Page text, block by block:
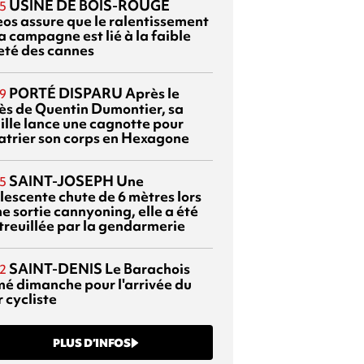
USINE DE BOIS-ROUGE
assure que le ralentissement
campagne est lié à la faible
des cannes
PORTÉ DISPARUAprès le
de Quentin Dumontier, sa
lance une cagnotte pour
son corps en Hexagone
SAINT-JOSEPH Une
chute de 6 mètres lors
sortie cannyoning, elle a été
par la gendarmerie
SAINT-DENIS Le Barachois
dimanche pour l'arrivée du
cycliste
PLUS D’INFOS